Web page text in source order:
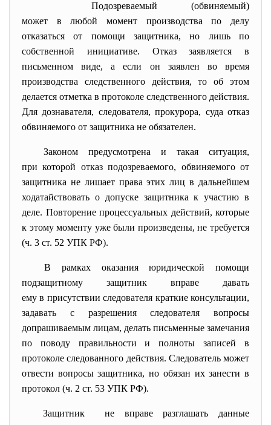
Подозреваемый (обвиняемый)
может в любой момент производства по делу
отказаться от помощи защитника, но лишь по
собственной инициативе. Отказ заявляется в
письменном виде, а если он заявлен во время
производства следственного действия, то об этом
делается отметка в протоколе следственного действия.
Для дознавателя, следователя, прокурора, суда отказ
обвиняемого от защитника не обязателен.
Законом предусмотрена и такая ситуация,
при которой отказподозреваемого, обвиняемого от
защитника не лишает права этих лиц в дальнейшем
ходатайствовать о допуске защитника к участию в
деле. Повторение процессуальных действий, которые
к этому моменту уже были произведены, не требуется
(ч. 3 ст. 52 УПК РФ).
В рамках оказания юридической помощи
подзащитному защитник вправе давать
ему в присутствии следователя краткие консультации,
задавать с разрешения следователя вопросы
допрашиваемым лицам, делать письменные замечания
по поводу правильности и полноты записей в
протоколе следованного действия. Следователь может
отвести вопросы защитника, но обязан их занести в
протокол (ч. 2 ст. 53 УПК РФ).
Защитник не вправе разглашать данные